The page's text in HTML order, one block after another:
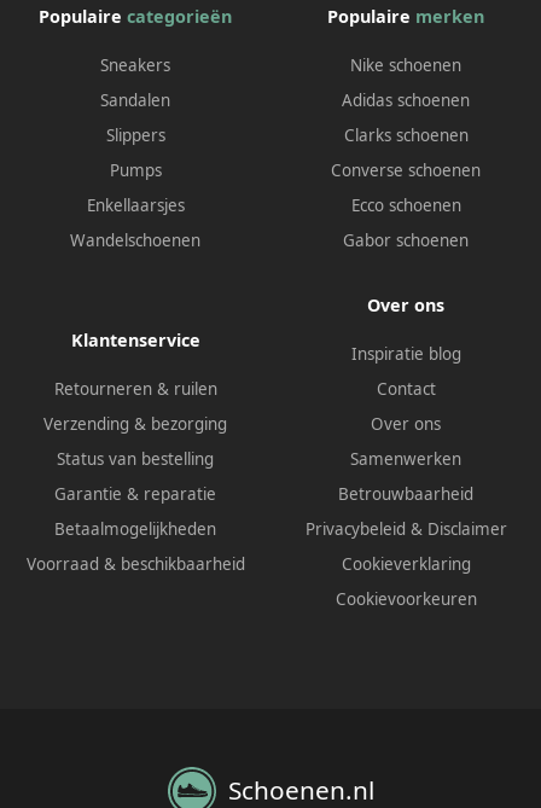
Populaire categorieën
Sneakers
Sandalen
Slippers
Pumps
Enkellaarsjes
Wandelschoenen
Populaire merken
Nike schoenen
Adidas schoenen
Clarks schoenen
Converse schoenen
Ecco schoenen
Gabor schoenen
Klantenservice
Retourneren & ruilen
Verzending & bezorging
Status van bestelling
Garantie & reparatie
Betaalmogelijkheden
Voorraad & beschikbaarheid
Over ons
Inspiratie blog
Contact
Over ons
Samenwerken
Betrouwbaarheid
Privacybeleid & Disclaimer
Cookieverklaring
Cookievoorkeuren
Schoenen.nl